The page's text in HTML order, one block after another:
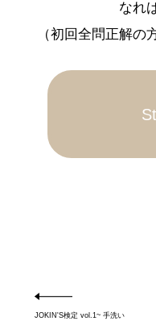
なれ
（初回全問正解の
JOKIN'S検定 vol.1~ 手洗い